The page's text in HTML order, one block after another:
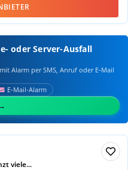
oder Server-Ausfall
Alarm per SMS, Anruf oder E‑Mail
E‑Mail‑Alarm
viele...